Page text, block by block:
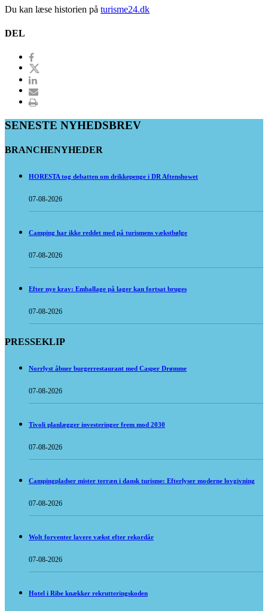
Du kan læse historien på turisme24.dk
DEL
SENESTE NYHEDSBREV
BRANCHENYHEDER
HORESTA tog debatten om drikkepenge i DR Aftenshowet
07-08-2026
Camping har ikke reddet med på turismens vækstbølge
07-08-2026
Efter nye krav: Emballage på lager kan fortsat bruges
07-08-2026
PRESSEKLIP
Norrlyst åbner burgerrestaurant med Casper Drømme
07-08-2026
Tivoli planlægger investeringer frem mod 2030
07-08-2026
Campingpladser mister terræn i dansk turisme: Efterlyser moderne lovgivning
07-08-2026
Wolt forventer lavere vækst efter rekordår
07-08-2026
Hotel i Ribe knækker rekrutteringskoden